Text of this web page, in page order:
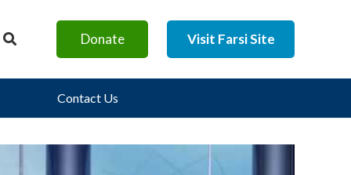
Donate Visit Farsi Site
Contact Us